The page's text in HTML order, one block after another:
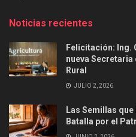
Noticias recientes
Felicitación: Ing.
nueva
Rural
JULIO 2, 2026
Las Semillas
Batalla por el